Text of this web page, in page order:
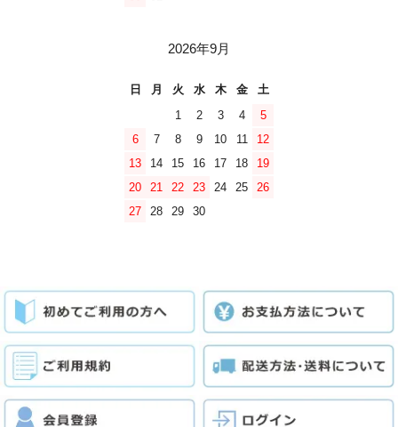
2026年9月
日 月 火 水 木 金
土
1
2 3 4
5
6
7 8 9 10 11
12
13
14 15 16 17 18
19
20
21 22 23 24 25
26
27
28 29 30